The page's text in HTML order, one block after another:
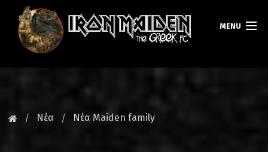
MENU
Νέα Νέα Maiden family